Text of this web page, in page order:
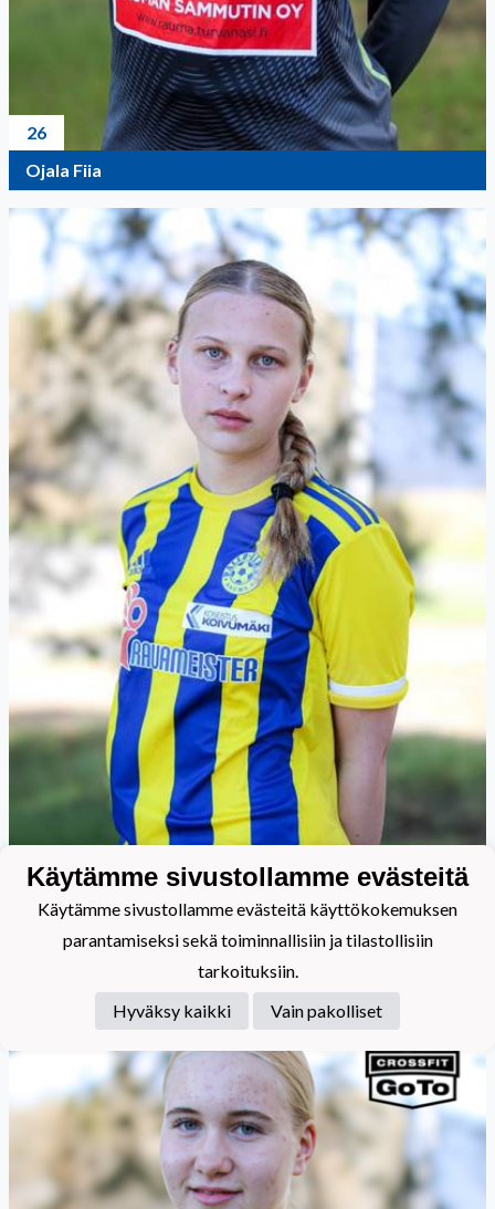
26
Ojala Fiia
31
Mäkelä Netta
Käytämme sivustollamme evästeitä
Käytämme sivustollamme evästeitä käyttökokemuksen
parantamiseksi sekä toiminnallisiin ja tilastollisiin
tarkoituksiin.
Hyväksy kaikki
Vain pakolliset